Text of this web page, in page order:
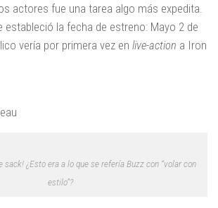
actores fue una tarea algo más expedita.
estableció la fecha de estreno: Mayo 2 de
vería por primera vez en live-action a Iron
sack! ¿Esto era a lo que se refería Buzz con “volar con
estilo”?